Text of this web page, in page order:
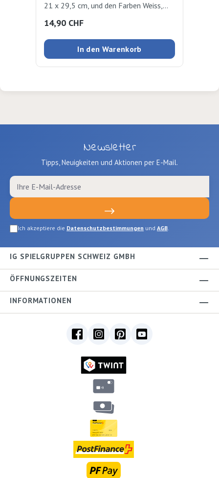
21 x 29,5 cm, und den Farben Weiss,
Dunkelblau, Rosa, Violett und Schwarz
sortiert. 10 Blatt
Regulärer Preis:
14,90 CHF
In den Warenkorb
Newsletter
Tipps, Neuigkeiten und Aktionen per E-Mail.
Ich akzeptiere die Datenschutzbestimmungen und AGB.
IG SPIELGRUPPEN SCHWEIZ GMBH
ÖFFNUNGSZEITEN
INFORMATIONEN